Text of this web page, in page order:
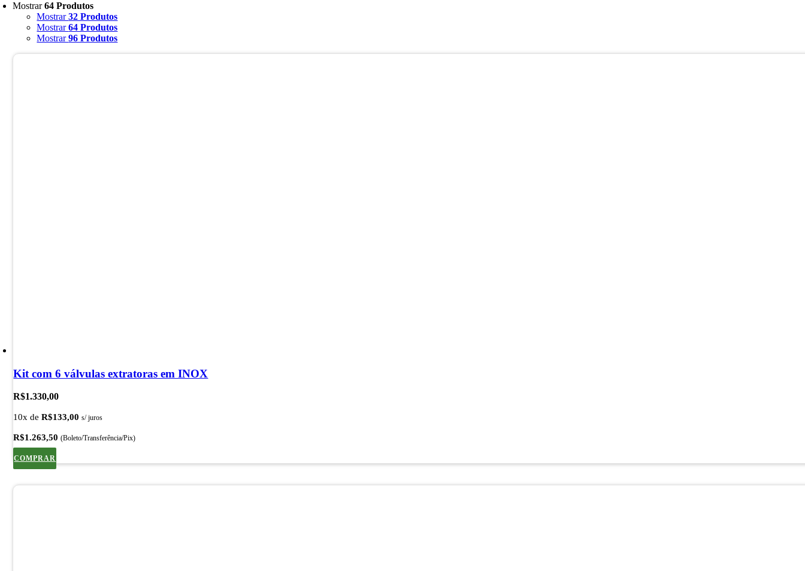
Mostrar64 Produtos
Mostrar32 Produtos
Mostrar64 Produtos
Mostrar96 Produtos
Kit com 6 válvulas extratoras em INOX
R$1.330,00
10x deR$133,00 s/ juros
R$1.263,50 (Boleto/Transferência/Pix)
COMPRAR